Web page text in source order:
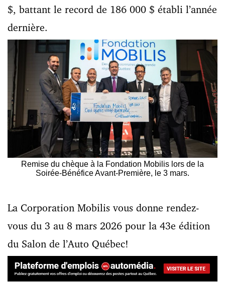
$, battant le record de 186 000 $ établi l’année
dernière.
Remise du chèque à la Fondation Mobilis lors de la
Soirée-Bénéfice Avant-Première, le 3 mars.
La Corporation Mobilis vous donne rendez-
vous du 3 au 8 mars 2026 pour la 43e édition
du Salon de l’Auto Québec!